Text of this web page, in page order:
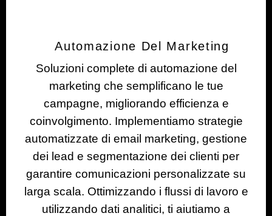
Automazione Del Marketing
Soluzioni complete di automazione del
marketing che semplificano le tue
campagne, migliorando efficienza e
coinvolgimento. Implementiamo strategie
automatizzate di email marketing, gestione
dei lead e segmentazione dei clienti per
garantire comunicazioni personalizzate su
larga scala. Ottimizzando i flussi di lavoro e
utilizzando dati analitici, ti aiutiamo a